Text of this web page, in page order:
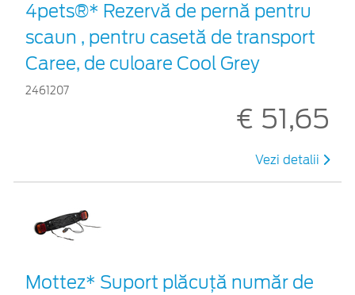
4pets®* Rezervă de pernă pentru
scaun , pentru casetă de transport
Caree, de culoare Cool Grey
2461207
€ 51,65
Vezi detalii
Mottez* Suport plăcuță număr de